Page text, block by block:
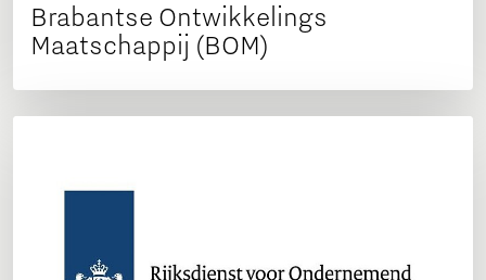
Brabantse Ontwikkelings
Maatschappij (BOM)